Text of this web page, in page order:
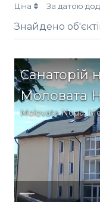
Ціна За датою
Знайдено
Санаторій
Моловата
Дубосари,
берегах
Molovata Noua,
—